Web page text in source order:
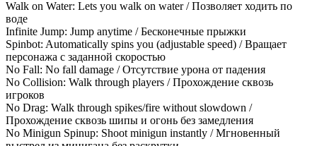
Walk on Water: Lets you walk on water / Позволяет ходить по
воде
Infinite Jump: Jump anytime / Бесконечные прыжки
Spinbot: Automatically spins you (adjustable speed) / Вращает
персонажа с заданной скоростью
No Fall: No fall damage / Отсутствие урона от падения
No Collision: Walk through players / Прохождение сквозь
игроков
No Drag: Walk through spikes/fire without slowdown /
Прохождение сквозь шипы и огонь без замедления
No Minigun Spinup: Shoot minigun instantly / Мгновенный